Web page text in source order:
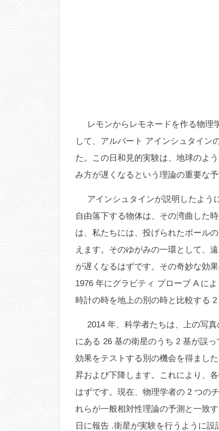
レモンからレモネードを作る物理
して、アルバート アインシュタイン
た。この日和見的実験は、地球のよ
み方が遅くなるという理論の重要な
アインシュタインが説明したよう
自由落下する物体は、その湾曲した
は、私たちには、投げられたボール
えます。そのゆがみの一環として、
が遅くなるはずです。その奇妙な効
1976 年にグラビティ プローブ A に
時計の時を地上の別の時と比較する
2014 年、科学者たちは、上の写
にある 26 基の衛星のうち 2 基が誤
効果をテストする別の機会を得まし
昇および下降します。これにより、
はずです。現在、物理学者の 2 つの
れらが一般相対性理論の予測と一致す
日に報告 .衛星が実験を行うように